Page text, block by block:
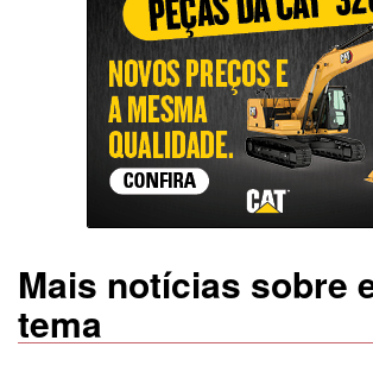
Mais notícias sobre
tema